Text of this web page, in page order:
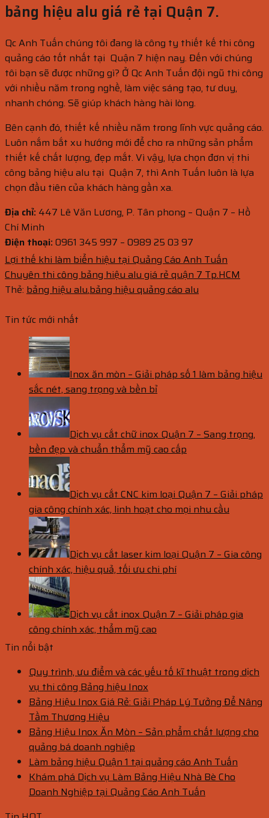
bảng hiệu alu giá rẻ tại Quận 7.
Qc Anh Tuấn chúng tôi đang là công ty thiết kế thi công
quảng cáo tốt nhất tại Quận 7 hiện nay. Đến với chúng
tôi bạn sẽ được những gì? Ở Qc Anh Tuấn đội ngũ thi công
với nhiều năm trong nghề, làm việc sáng tạo, tư duy,
nhanh chóng. Sẽ giúp khách hàng hài lòng.
Bên cạnh đó, thiết kế nhiều năm trong lĩnh vực quảng cáo.
Luôn nắm bắt xu hướng mới để cho ra những sản phẩm
thiết kế chất lượng, đẹp mắt. Vì vậy, lựa chọn đơn vị thi
công bảng hiệu alu tại Quận 7, thì Anh Tuấn luôn là lựa
chọn đầu tiên của khách hàng gần xa.
Địa chỉ: 447 Lê Văn Lương, P. Tân phong – Quận 7 – Hồ
Chí Minh
Điện thoại:0961 345 997 – 0989 25 03 97
Lợi thế khi làm biển hiệu tại Quảng Cáo Anh Tuấn
Chuyên thi công bảng hiệu alu giá rẻ quận 7 Tp.HCM
Thẻ: bảng hiệu alu,bảng hiệu quảng cáo alu
Tin tức mới nhất
Inox ăn mòn – Giải pháp số 1 làm bảng hiệu
sắc nét, sang trọng và bền bỉ
Dịch vụ cắt chữ inox Quận 7 – Sang trọng,
bền đẹp và chuẩn thẩm mỹ cao cấp
Dịch vụ cắt CNC kim loại Quận 7 – Giải pháp
gia công chính xác, linh hoạt cho mọi nhu cầu
Dịch vụ cắt laser kim loại Quận 7 – Gia công
chính xác, hiệu quả, tối ưu chi phí
Dịch vụ cắt inox Quận 7 – Giải pháp gia
công chính xác, thẩm mỹ cao
Tin nổi bật
Quy trình, ưu điểm và các yếu tố kĩ thuật trong dịch
vụ thi công Bảng hiệu Inox
Bảng Hiệu Inox Giá Rẻ: Giải Pháp Lý Tưởng Để Nâng
Tầm Thương Hiệu
Bảng Hiệu Inox Ăn Mòn – Sản phẩm chất lượng cho
quảng bá doanh nghiệp
Làm bảng hiệu Quận 1 tại quảng cáo Anh Tuấn
Khám phá Dịch vụ Làm Bảng Hiệu Nhà Bè Cho
Doanh Nghiệp tại Quảng Cáo Anh Tuấn